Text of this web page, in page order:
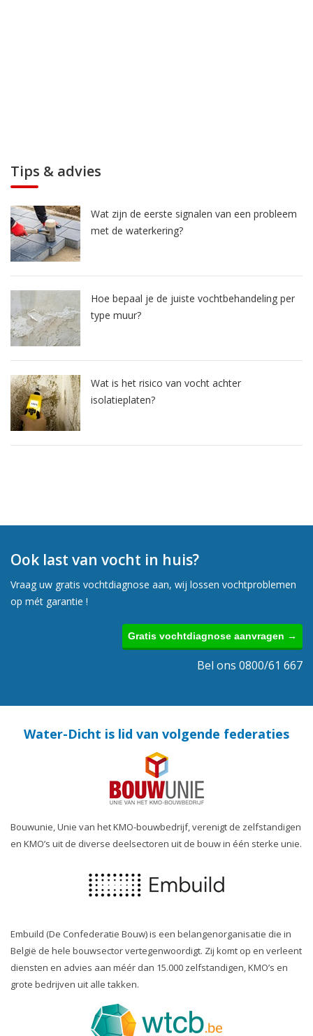
Tips & advies
Wat zijn de eerste signalen van een probleem
met de waterkering?
Hoe bepaal je de juiste vochtbehandeling per
type muur?
Wat is het risico van vocht achter
isolatieplaten?
Ook last van vocht in huis?
Vraag uw gratis vochtdiagnose aan, wij lossen vochtproblemen
op mét garantie !
Gratis vochtdiagnose aanvragen →
Bel ons 0800/61 667
Water-Dicht is lid van volgende federaties
Bouwunie, Unie van het KMO-bouwbedrijf, verenigt de zelfstandigen
en KMO’s uit de diverse deelsectoren uit de bouw in één sterke unie.
Embuild (De Confederatie Bouw) is een belangenorganisatie die in
België de hele bouwsector vertegenwoordigt. Zij komt op en verleent
diensten en advies aan méér dan 15.000 zelfstandigen, KMO’s en
grote bedrijven uit alle takken.